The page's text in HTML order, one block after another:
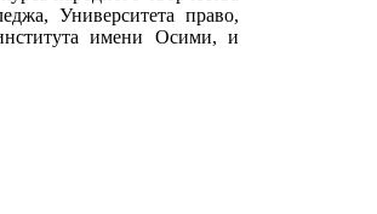
Университета право,
имени Осими, и